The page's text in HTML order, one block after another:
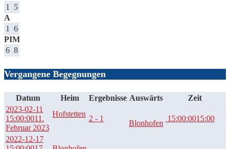
1
5
A
1
6
PIM
6 8
Vergangene Begegnungen
Datum Heim Ergebnisse Auswärts
Zeit
2023-02-11
15:00:0011.
Februar 2023
Hofstetten
2 - 1
Blonhofen
15:00:0015:00
2022-12-17